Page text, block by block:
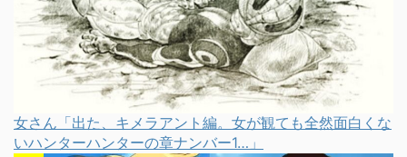
女さん「出た、キメラアント編。女が観ても全然面白くな
いハンターハンターの章ナンバー1…」